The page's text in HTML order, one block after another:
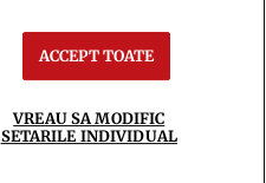
ACCEPT TOATE
VREAU SA MODIFIC
SETARILE INDIVIDUAL